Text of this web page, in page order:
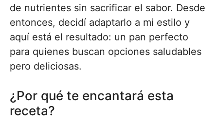
de nutrientes sin sacrificar el sabor. Desde
entonces, decidí adaptarlo a mi estilo y
aquí está el resultado: un pan perfecto
para quienes buscan opciones saludables
pero deliciosas.
¿Por qué te encantará esta
receta?